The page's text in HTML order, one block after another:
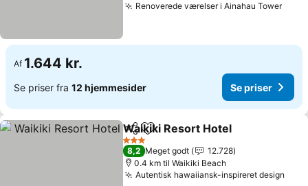
Renoverede værelser i Ainahau Tower
Af 1.644 kr.
Se priser fra 12 hjemmesider Se priser
Del Føj til favoritter
Waikiki Resort Hotel
3 Stjerner
8,2 Meget godt
12.728
0.4 km til Waikiki Beach
Autentisk hawaiiansk-inspireret design